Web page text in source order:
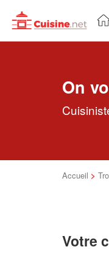
On
Accueil >
Votre